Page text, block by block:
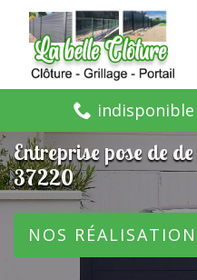
indisponible
Entreprise pose de
37220
NOS